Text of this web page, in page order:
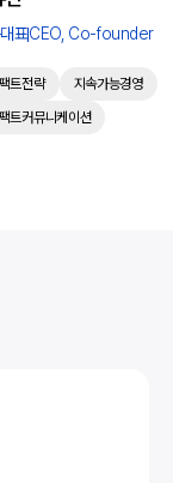
표CEO, Co-founder
트전략
지속가능경영
트커뮤니케이션